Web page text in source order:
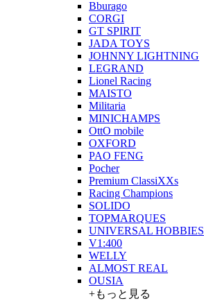
Bburago
CORGI
GT SPIRIT
JADA TOYS
JOHNNY LIGHTNING
LEGRAND
Lionel Racing
MAISTO
Militaria
MINICHAMPS
OttO mobile
OXFORD
PAO FENG
Pocher
Premium ClassiXXs
Racing Champions
SOLIDO
TOPMARQUES
UNIVERSAL HOBBIES
V1:400
WELLY
ALMOST REAL
OUSIA
+もっと見る